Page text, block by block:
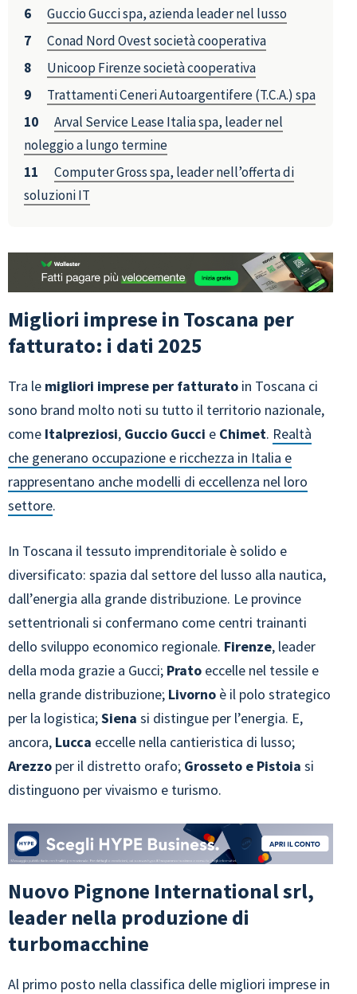
Guccio Gucci spa, azienda leader nel lusso
Conad Nord Ovest società cooperativa
Unicoop Firenze società cooperativa
Trattamenti Ceneri Autoargentifere (T.C.A.) spa
Arval Service Lease Italia spa, leader nel
noleggio a lungo termine
Computer Gross spa, leader nell’offerta di
soluzioni IT
Migliori imprese in Toscana per
fatturato: i dati 2025
Tra le migliori imprese per fatturato in Toscana ci
sono brand molto noti su tutto il territorio nazionale,
come Italpreziosi, Guccio Gucci e Chimet. Realtà
che generano occupazione e ricchezza in Italia e
rappresentano anche modelli di eccellenza nel loro
settore.
In Toscana il tessuto imprenditoriale è solido e
diversificato: spazia dal settore del lusso alla nautica,
dall’energia alla grande distribuzione. Le province
settentrionali si confermano come centri trainanti
dello sviluppo economico regionale. Firenze, leader
della moda grazie a Gucci; Prato eccelle nel tessile e
nella grande distribuzione; Livorno è il polo strategico
per la logistica;Siena si distingue per l’energia. E,
ancora, Lucca eccelle nella cantieristica di lusso;
Arezzo per il distretto orafo; Grosseto e Pistoia si
distinguono per vivaismo e turismo.
Nuovo Pignone International srl,
leader nella produzione di
turbomacchine
Al primo posto nella classifica delle migliori imprese in